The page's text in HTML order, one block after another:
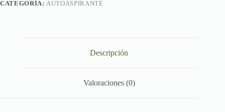
CATEGORÍA: AUTOASPIRANTE
Descripción
Valoraciones (0)